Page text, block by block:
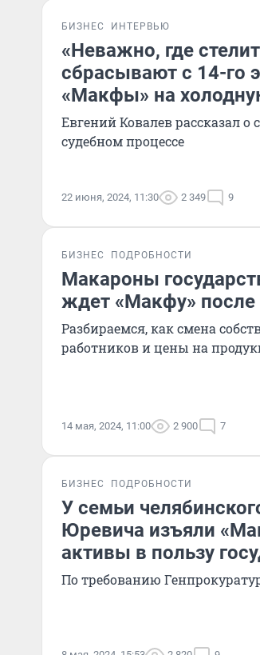
БИЗНЕС ИНТЕРВЬЮ
«Неважно, где
сбрасывают с 14-го
«Макфы» на
Евгений Ковалев рассказал
судебном процессе
22 июня, 2024, 11:30 2 349 9
БИЗНЕС ПОДРОБНОСТИ
Макароны
ждет «Макфу» после
Разбираемся, как смена
работников и цены на
14 мая, 2024, 11:00 2 900 7
БИЗНЕС ПОДРОБНОСТИ
У семьи
Юревича изъяли
активы в пользу
По требованию